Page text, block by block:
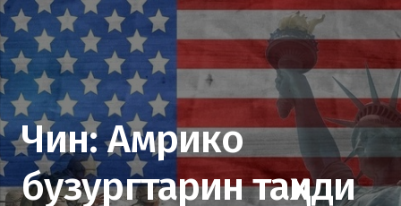
Чин: Амрико
бузургтарин таҳиди